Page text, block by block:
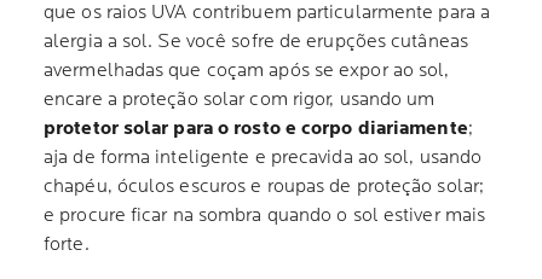
que os raios UVA contribuem particularmente para a
alergia a sol. Se você sofre de erupções cutâneas
avermelhadas que coçam após se expor ao sol,
encare a proteção solar com rigor, usando um
protetor solar para o rosto e corpo diariamente;
aja de forma inteligente e precavida ao sol, usando
chapéu, óculos escuros e roupas de proteção solar;
e procure ficar na sombra quando o sol estiver mais
forte.